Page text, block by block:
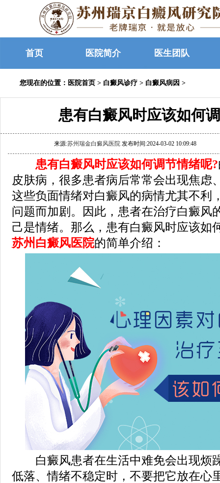
首页 医院简介 医生团队
您现在的位置： 医院首页 > 白癜风诊疗 > 白癜风病因 >
患有白癜风时应该如何
来源:苏州瑞金白癜风医院 发布时间:2024-03-02 10:09:48
患有白癜风时应该如何调节情绪呢?
皮肤病，很多患者病后常常会出现焦虑
这些负面情绪对白癜风的病情尤其不利
问题而加剧。因此，患者在治疗白癜风
己是情绪。那么，患有白癜风时应该如
苏州白癜风医院的简单介绍：
白癜风患者在生活中难免会出现烦
低落、情绪不稳定时，不要把它放在心